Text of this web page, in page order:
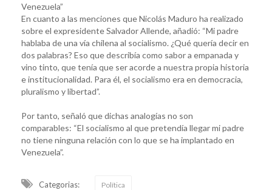
Venezuela”
En cuanto a las menciones que Nicolás Maduro ha realizado
sobre el expresidente Salvador Allende, añadió: “Mi padre
hablaba de una vía chilena al socialismo. ¿Qué quería decir en
dos palabras? Eso que describía como sabor a empanada y
vino tinto, que tenía que ser acorde a nuestra propia historia
e institucionalidad. Para él, el socialismo era en democracia,
pluralismo y libertad”.
Por tanto, señaló que dichas analogías no son
comparables: “El socialismo al que pretendía llegar mi padre
no tiene ninguna relación con lo que se ha implantado en
Venezuela”.
Categorias: Política